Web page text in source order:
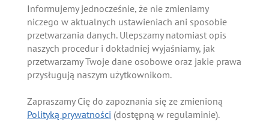
Informujemy jednocześnie, że nie zmieniamy
niczego w aktualnych ustawieniach ani sposobie
przetwarzania danych. Ulepszamy natomiast opis
naszych procedur i dokładniej wyjaśniamy, jak
przetwarzamy Twoje dane osobowe oraz jakie prawa
przysługują naszym użytkownikom.
Zapraszamy Cię do zapoznania się ze zmienioną
Polityką prywatności (dostępną w regulaminie).